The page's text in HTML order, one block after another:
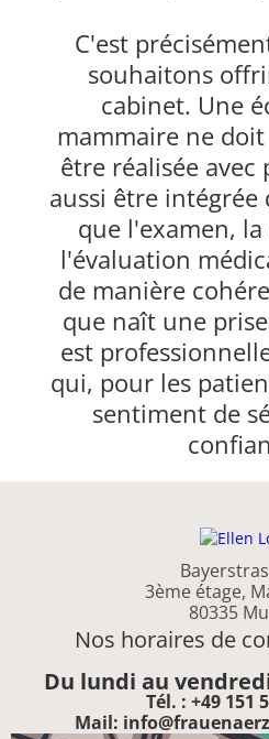
C'est
souhaitons
cabinet. Une
mammaire ne
être réalisée avec
aussi être intégrée
que l'examen,
l'évaluation
de manière
que naît une
est
qui, pour les
sentiment de
3ème étage,
80335
Nos horaires de
Du lundi au
Tél. : +49 151
Mail: